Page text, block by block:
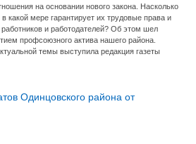
на основании нового закона. Насколько
какой мере гарантирует их трудовые права и
и работодателей? Об этом шел
профсоюзного актива нашего района.
темы выступила редакция газеты
Одинцовского района от